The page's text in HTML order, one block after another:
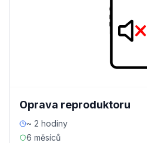
Oprava reproduktoru
~ 2 hodiny
6 měsíců